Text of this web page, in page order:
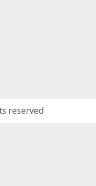
reserved